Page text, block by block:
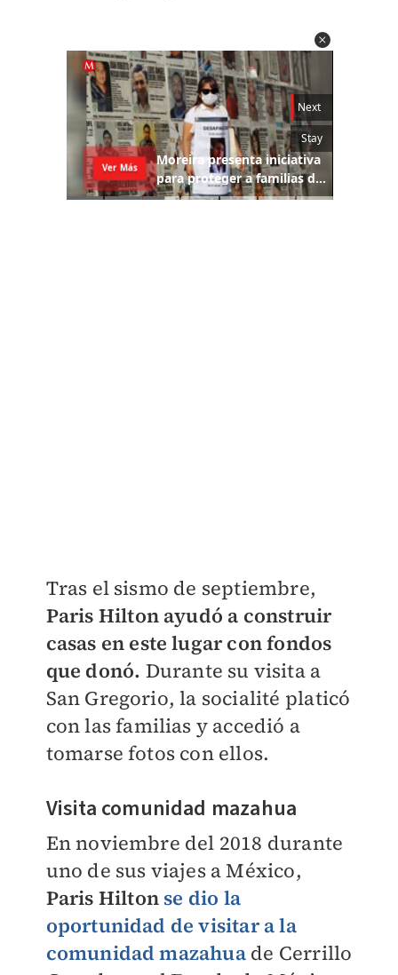
Tras el sismo de septiembre,
Paris Hilton ayudó a construir
casas en este lugar con fondos
que donó. Durante su visita a
San Gregorio, la socialité platicó
con las familias y accedió a
tomarse fotos con ellos.
Visita comunidad mazahua
En noviembre del 2018 durante
uno de sus viajes a México,
Paris Hilton se dio la
oportunidad de visitar a la
comunidad mazahua de Cerrillo